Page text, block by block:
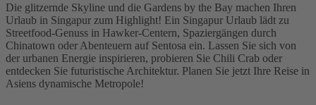
Die glitzernde Skyline und die Gardens by the Bay machen Ihren
Urlaub in Singapur zum Highlight! Ein Singapur Urlaub lädt zu
Streetfood-Genuss in Hawker-Centern, Spaziergängen durch
Chinatown oder Abenteuern auf Sentosa ein. Lassen Sie sich von
der urbanen Energie inspirieren, probieren Sie Chili Crab oder
entdecken Sie futuristische Architektur. Planen Sie jetzt Ihre Reise in
Asiens dynamische Metropole!